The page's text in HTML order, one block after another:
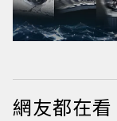
網友都在看